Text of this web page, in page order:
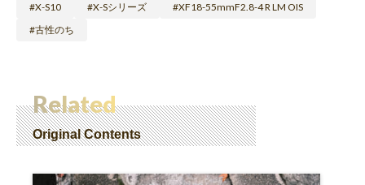
X-S10 X-Sシリーズ
XF18-55mmF2.8-4 R LM OIS
古性のち
Related
Original Contents